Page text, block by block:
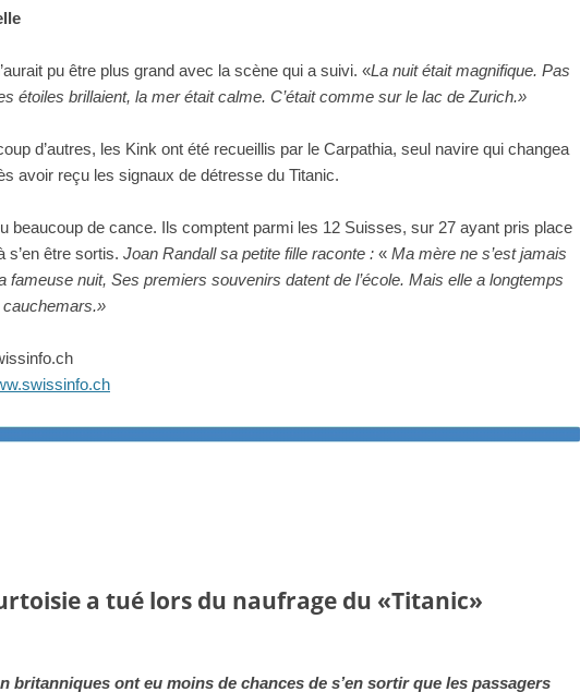
pu être plus grand avec la scène qui a suivi. «La nuit était magnifique. Pas
étoiles brillaient, la mer était calme. C’était comme sur le lac de Zurich.»
d’autres, les Kink ont été recueillis par le Carpathia, seul navire qui changea
avoir reçu les signaux de détresse du Titanic.
beaucoup de cance. Ils comptent parmi les 12 Suisses, sur 27 ayant pris place
s’en être sortis. Joan Randall sa petite fille raconte : « Ma mère ne s’est jamais
fameuse nuit, Ses premiers souvenirs datent de l’école. Mais elle a longtemps
a tué lors du naufrage du «Titanic»
britanniques ont eu moins de chances de s’en sortir que les passagers